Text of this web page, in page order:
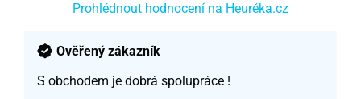
Prohlédnout hodnocení na Heuréka.cz
Ověřený zákazník
S obchodem je dobrá spolupráce !